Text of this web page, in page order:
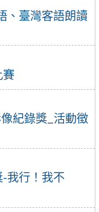
、臺灣客語朗讀
賽
紀錄獎_活動徵
-我行！我不